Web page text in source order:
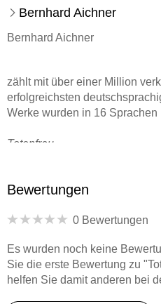
Bernhard Aichner
Bernhard Aichner
zählt mit über einer Million
erfolgreichsten
Werke wurden in 16 Sprachen
Totenfrau
erreichten weltweit in 67
Aichner, der neben seinen
Osttirol geboren und lebt
Südburgenland. Für sein
Preisen ausgezeichnet.
Bewertungen
0 Bewertungen
Es wurden noch keine
Sie die erste Bewertung zu
helfen Sie damit anderen bei